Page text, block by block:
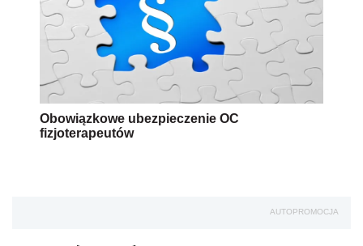
Obowiązkowe ubezpieczenie OC
fizjoterapeutów
AUTOPROMOCJA